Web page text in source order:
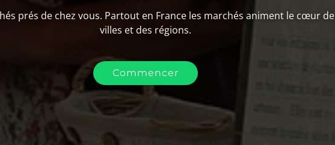
prés de chez vous. Partout en France les marchés animent le cœur de
villes et des régions.
Commencer